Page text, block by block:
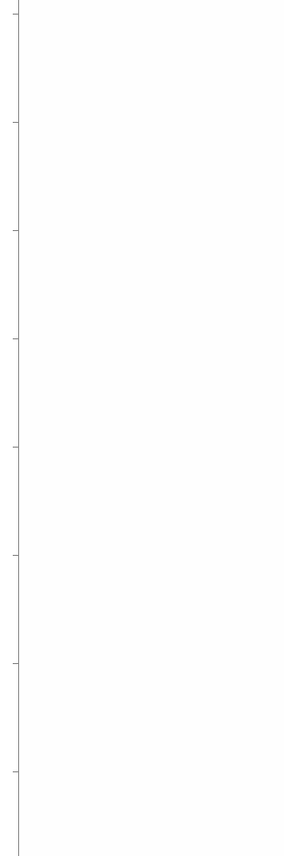
8. Первые фотографии с нового
Компания Google
совсем недавно начал свою
территория кампуса
чёткость обеспечивается
Google порядка трёхсот
9. Новый способ экстренной
Судя по количеству
зарядки мобильных
делают, что разряжаются
10. OLPC анонсировал новое
Потребляет ХО-1
ожидается, что новая
наполовину меньше первой
намного легче, что позволит
Ищете неординарный
на следующий необычный
12. ASUS представила первый в
Компания ASUS начала
представителя ASUS, это
4-ядерном процессоре Intel
13. Встречайте новый браузер
Ни у кого нет сомнений, что
браузерам Microsoft Internet
потесниться. Впрочем, также
их постигнет судьба проекта
14. Готовьтесь менять свои
Готовьтесь менять свои
(высокопродуктивная
телефонов — с
15. Топ-10 смартфонов-
Пока жители 22-х стран, в
штурмуют магазины, мы
3G. Эти коммуникаторы имеют
некоторых уж очень похож
поддерживают стандарт связи